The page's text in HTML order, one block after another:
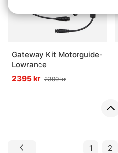
Gateway Kit Motorguide-
Lowrance
2395 kr 2399 kr
1 2